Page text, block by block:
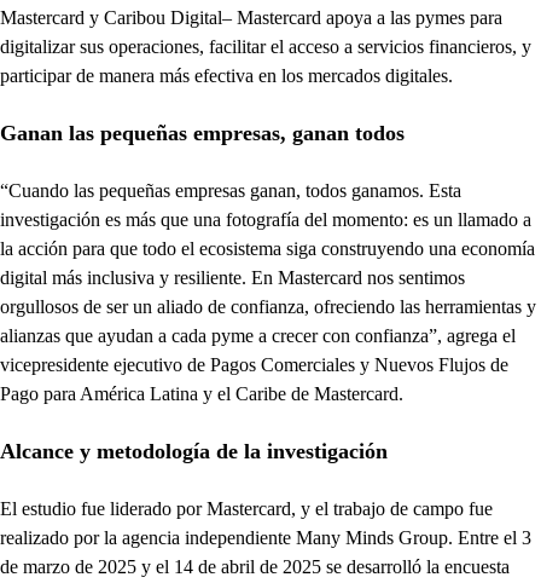
Mastercard y Caribou Digital– Mastercard apoya a las pymes para
digitalizar sus operaciones, facilitar el acceso a servicios financieros, y
participar de manera más efectiva en los mercados digitales.
Ganan las pequeñas empresas, ganan todos
“Cuando las pequeñas empresas ganan, todos ganamos. Esta
investigación es más que una fotografía del momento: es un llamado a
la acción para que todo el ecosistema siga construyendo una economía
digital más inclusiva y resiliente. En Mastercard nos sentimos
orgullosos de ser un aliado de confianza, ofreciendo las herramientas y
alianzas que ayudan a cada pyme a crecer con confianza”, agrega el
vicepresidente ejecutivo de Pagos Comerciales y Nuevos Flujos de
Pago para América Latina y el Caribe de Mastercard.
Alcance y metodología de la investigación
El estudio fue liderado por Mastercard, y el trabajo de campo fue
realizado por la agencia independiente Many Minds Group. Entre el 3
de marzo de 2025 y el 14 de abril de 2025 se desarrolló la encuesta